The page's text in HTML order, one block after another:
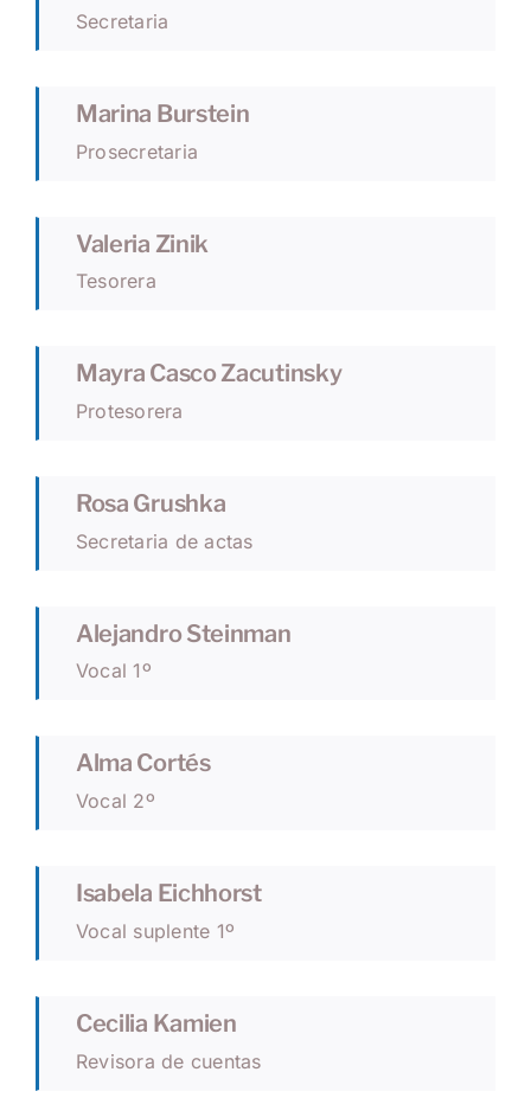
Secretaria
Marina Burstein
Prosecretaria
Valeria Zinik
Tesorera
Mayra Casco Zacutinsky
Protesorera
Rosa Grushka
Secretaria de actas
Alejandro Steinman
Vocal 1º
Alma Cortés
Vocal 2º
Isabela Eichhorst
Vocal suplente 1º
Cecilia Kamien
Revisora de cuentas